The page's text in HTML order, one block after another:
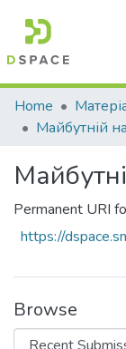
Communities &
All of DSpace
Statistics
Home
Майбутній
Permanent URI
https://
Browse